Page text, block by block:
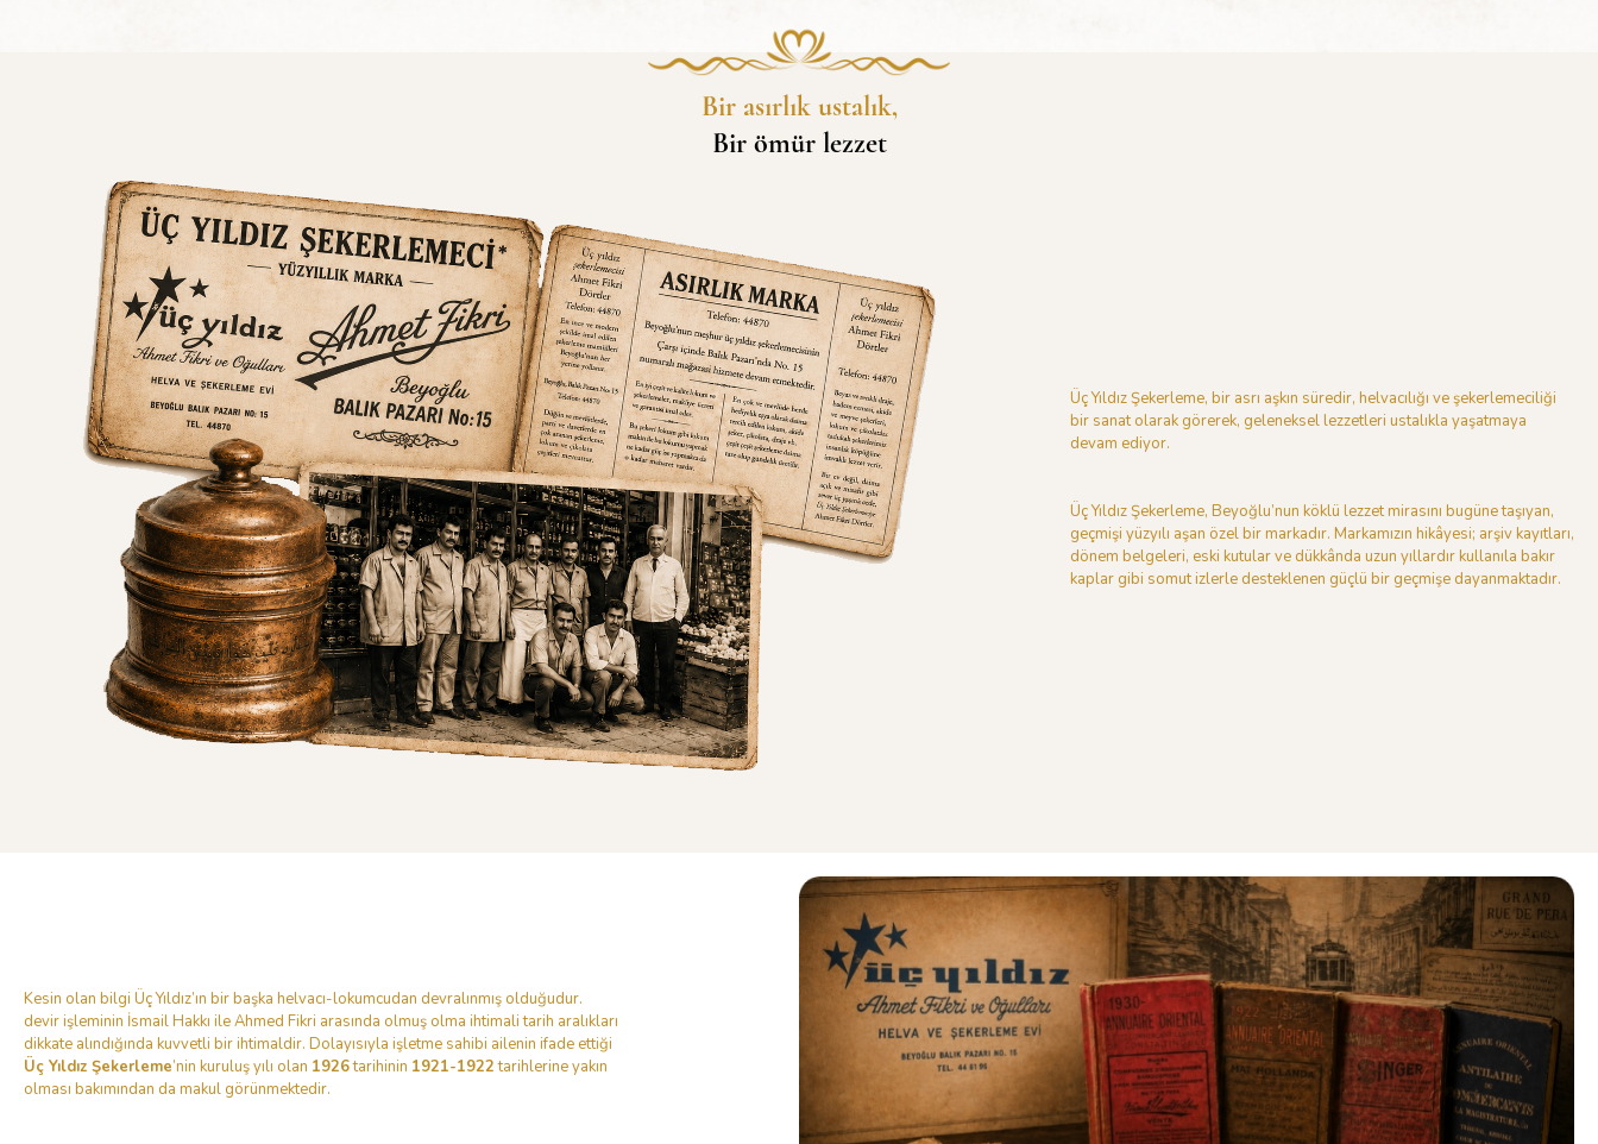
Bir asırlık ustalık,
Bir ömür lezzet
Üç Yıldız Şekerleme, bir asrı aşkın süredir, helvacılığı ve şekerlemeciliği
bir sanat olarak görerek, geleneksel lezzetleri ustalıkla yaşatmaya
devam ediyor.
Üç Yıldız Şekerleme, Beyoğlu’nun köklü lezzet mirasını bugüne taşıyan,
geçmişi yüzyılı aşan özel bir markadır. Markamızın hikâyesi; arşiv kayıtları,
dönem belgeleri, eski kutular ve dükkânda uzun yıllardır kullanıla bakır
kaplar gibi somut izlerle desteklenen güçlü bir geçmişe dayanmaktadır.
Kesin olan bilgi Üç Yıldız’ın bir başka helvacı-lokumcudan devralınmış olduğudur.
devir işleminin İsmail Hakkı ile Ahmed Fikri arasında olmuş olma ihtimali tarih aralıkları
dikkate alındığında kuvvetli bir ihtimaldir. Dolayısıyla işletme sahibi ailenin ifade ettiği
Üç Yıldız Şekerleme’nin kuruluş yılı olan 1926tarihinin 1921-1922tarihlerine yakın
olması bakımından da makul görünmektedir.